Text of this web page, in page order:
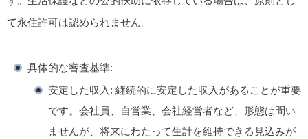
て永住許可は認められません。
具体的な審査基準:
安定した収入 : 継続的に安定した収入があることが重要
です。会社員、自営業、会社経営者など、形態は問い
ませんが、将来にわたって生計を維持できる見込みが